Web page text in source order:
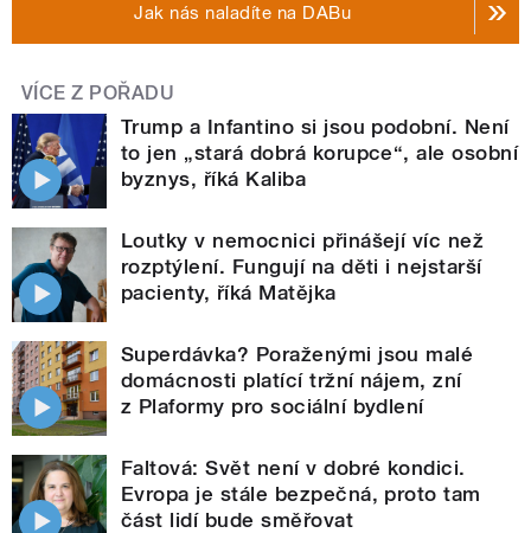
Jak nás naladíte na DABu
VÍCE Z POŘADU
Trump a Infantino si jsou podobní. Není
to jen „stará dobrá korupce“, ale osobní
byznys, říká Kaliba
Loutky v nemocnici přinášejí víc než
rozptýlení. Fungují na děti i nejstarší
pacienty, říká Matějka
Superdávka? Poraženými jsou malé
domácnosti platící tržní nájem, zní
z Plaformy pro sociální bydlení
Faltová: Svět není v dobré kondici.
Evropa je stále bezpečná, proto tam
část lidí bude směřovat